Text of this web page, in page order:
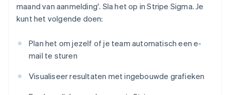
maand van aanmelding'. Sla het op in Stripe Sigma. Je
kunt het volgende doen:
Plan het om jezelf of je team automatisch een e-
mail te sturen
Visualiseer resultaten met ingebouwde grafieken